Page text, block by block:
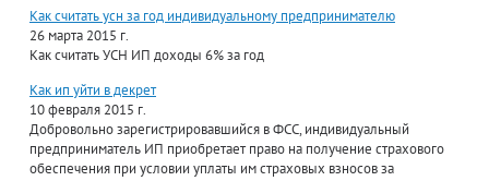
Как считать усн за год индивидуальному предпринимателю
26 марта 2015 г.
Как считать УСН ИП доходы 6% за год
Как ип уйти в декрет
10 февраля 2015 г.
Добровольно зарегистрировавшийся в ФСС, индивидуальный
предприниматель ИП приобретает право на получение страхового
обеспечения при условии уплаты им страховых взносов за